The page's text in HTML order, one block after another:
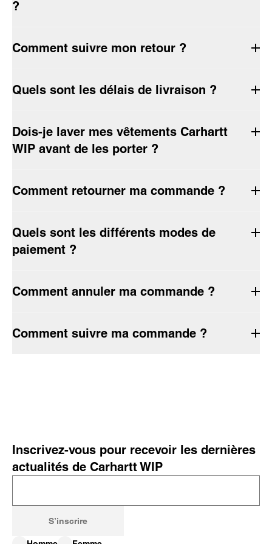
?
Comment suivre mon retour ?
Quels sont les délais de livraison ?
Dois-je laver mes vêtements Carhartt
WIP avant de les porter ?
Comment retourner ma commande ?
Quels sont les différents modes de
paiement ?
Comment annuler ma commande ?
Comment suivre ma commande ?
Inscrivez-vous pour recevoir les dernières
actualités de Carhartt WIP
S’inscrire